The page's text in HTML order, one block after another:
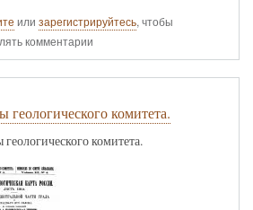
или зарегистрируйтесь, чтобы
комментарии
геологического комитета.
геологического комитета.